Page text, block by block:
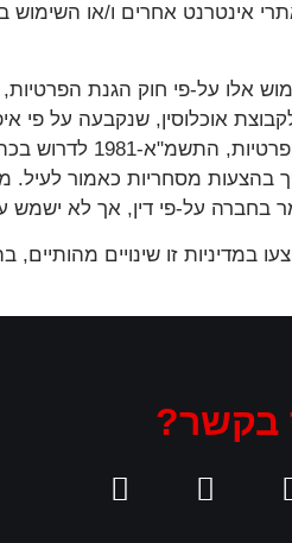
אינטרנט אחרים ו/או
אוכלוסין, שנקבעה על פי
כלולים במאגר ("פניה בהצעה
מסחריות כאמור לעיל.
על-פי דין, אך לא ישמש
במדיניות זו שינויים
בקשר?